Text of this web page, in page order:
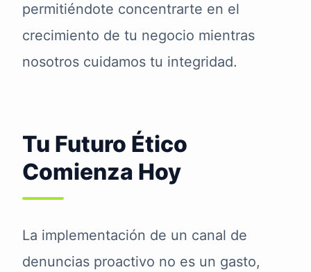
permitiéndote concentrarte en el
crecimiento de tu negocio mientras
nosotros cuidamos tu integridad.
Tu Futuro Ético
Comienza Hoy
La implementación de un canal de
denuncias proactivo no es un gasto,